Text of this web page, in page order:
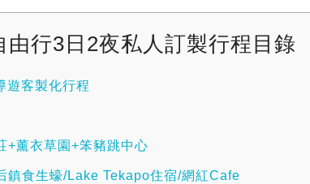
由行3日2夜私人訂製行程目錄
遊客製化行程
+薰衣草園+笨豬跳中心
鎮食生蠔/Lake Tekapo住宿/網紅Cafe